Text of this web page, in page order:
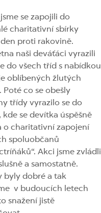
jsme se zapojili do
charitativní sbírky
den proti rakovině.
naši deváťáci vyrazili
do všech tříd s nabídkou
oblíbených žlutých
Poté co se obešly
třídy vyrazilo se do
kde se devítka úspěšně
o charitativní zapojení
spoluobčanů
Akci jsme zvládli
a samostatně.
byly dobré a tak
v budoucích letech
snažení jistě